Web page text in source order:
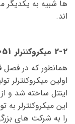
ها شبیه به یکدیگر
اند.
2-2 میکروکنترلر 8051
همانطور که در فصل
این میکروکنترلر